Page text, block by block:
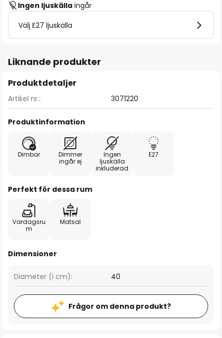
Ingen ljuskälla ingår
Välj E27 ljuskälla
Liknande produkter
Produktdetaljer
Artikel nr.: 3071220
Produktinformation
Dimbar
Dimmer
ingår ej
Ingen
ljuskälla
inkluderad
E27
Perfekt för dessa rum
Vardagsru
m
Matsal
Dimensioner
Diameter (i cm): 40
Frågor om denna produkt?